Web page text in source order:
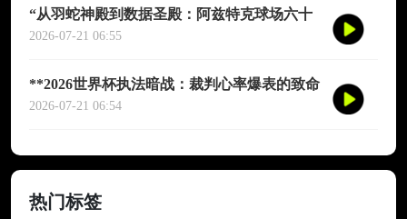
“从羽蛇神殿到数据圣殿：阿兹特克球场六十
年世界杯的文明跃迁”
2026-07-21 06:55
**2026世界杯执法暗战：裁判心率爆表的致命
90分钟**
2026-07-21 06:54
热门标签